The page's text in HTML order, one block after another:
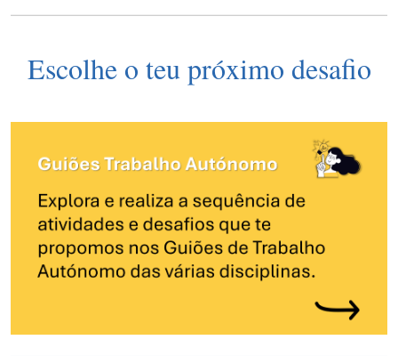
Escolhe o teu próximo desafio